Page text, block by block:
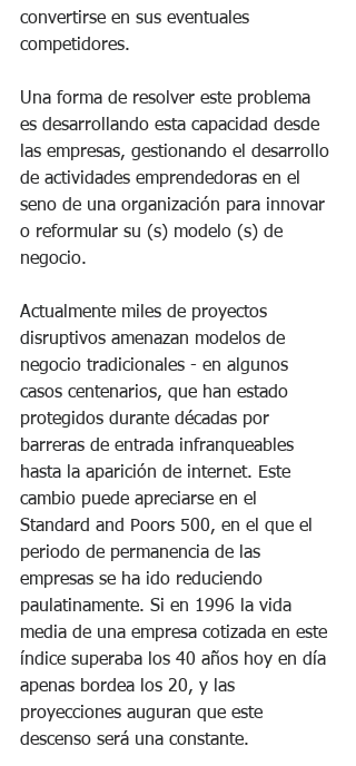
convertirse en sus eventuales
competidores.
Una forma de resolver este problema
es desarrollando esta capacidad desde
las empresas, gestionando el desarrollo
de actividades emprendedoras en el
seno de una organización para innovar
o reformular su (s) modelo (s) de
negocio.
Actualmente miles de proyectos
disruptivos amenazan modelos de
negocio tradicionales - en algunos
casos centenarios, que han estado
protegidos durante décadas por
barreras de entrada infranqueables
hasta la aparición de internet. Este
cambio puede apreciarse en el
Standard and Poors 500, en el que el
periodo de permanencia de las
empresas se ha ido reduciendo
paulatinamente. Si en 1996 la vida
media de una empresa cotizada en este
índice superaba los 40 años hoy en día
apenas bordea los 20, y las
proyecciones auguran que este
descenso será una constante.